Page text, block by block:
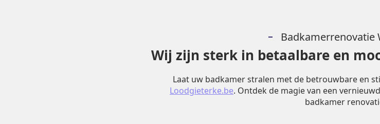
Badkamerrenovatie
Wij zijn sterk in betaalbare en
Laat uw badkamer stralen met de betrouwbare en
Loodgieterke.be. Ontdek de magie van een
badkamer